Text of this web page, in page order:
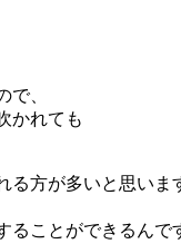
で、
かれても
方が多いと思いま
ることができるんで